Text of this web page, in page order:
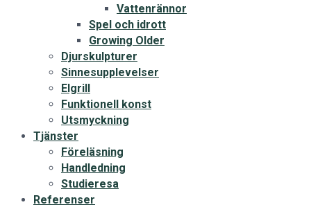
Vattenrännor
Spel och idrott
Growing Older
Djurskulpturer
Sinnesupplevelser
Elgrill
Funktionell konst
Utsmyckning
Tjänster
Föreläsning
Handledning
Studieresa
Referenser